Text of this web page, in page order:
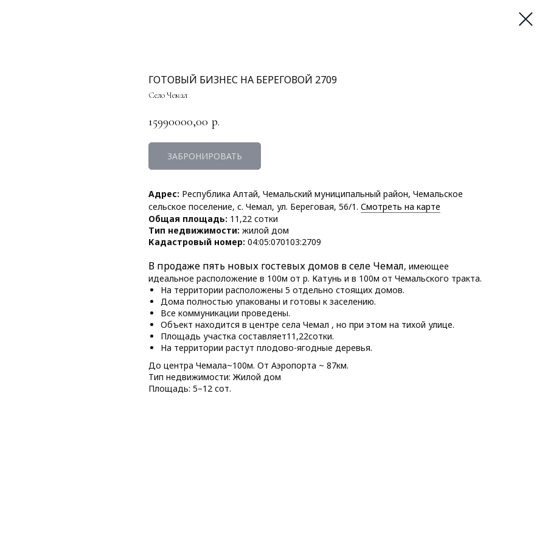
ГОТОВЫЙ БИЗНЕС НА БЕРЕГОВОЙ 2709
Село Чемал
15990000,00 р.
ЗАБРОНИРОВАТЬ
Адрес: Республика Алтай, Чемальский муниципальный район, Чемальское
сельское поселение, с. Чемал, ул. Береговая, 56/1. Смотреть на карте
Общая площадь: 11,22 сотки
Тип недвижимости: жилой дом
Кадастровый номер: 04:05:070103:2709
В продаже пять новых гостевых домов в селе Чемал, имеющее
идеальное расположение в 100м от р. Катунь и в 100м от Чемальского тракта.
На территории расположены 5 отдельно стоящих домов.
Дома полностью упакованы и готовы к заселению.
Все коммуникации проведены.
Объект находится в центре села Чемал , но при этом на тихой улице.
Площадь участка составляет11,22сотки.
На территории растут плодово-ягодные деревья.
До центра Чемала~100м. От Аэропорта ~ 87км.
Тип недвижимости: Жилой дом
Площадь: 5–12 сот.